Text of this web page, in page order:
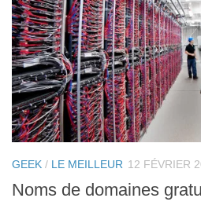
GEEK / LE MEILLEUR 12 FÉVRIER
Noms de domaines